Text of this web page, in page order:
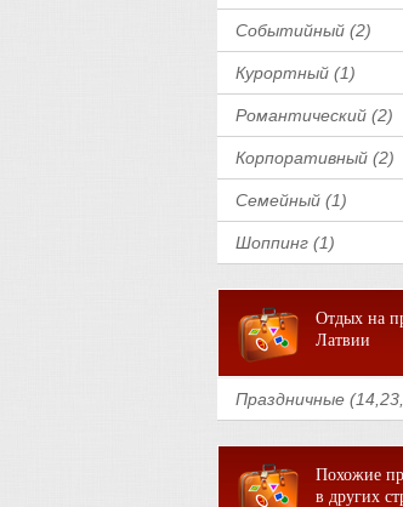
Событийный (2)
Курортный (1)
Романтический (2)
Корпоративный (2)
Семейный (1)
Шоппинг (1)
Отдых на
Латвии
Праздничные
Похожие
в других